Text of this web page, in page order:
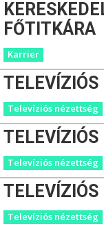
FŐTITKÁRA
Karrier
Televíziós nézettség
Televíziós nézettség
Televíziós nézettség